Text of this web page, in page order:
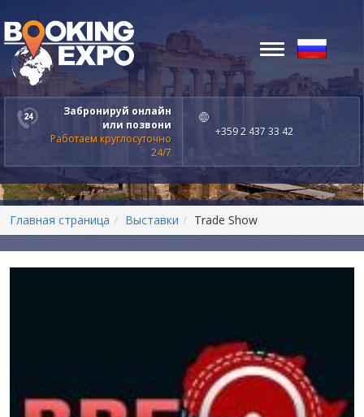
Забронируй онлайн
или позвони
Работаем круглосуточно
24/7
+359 2 437 33 42
Toggle
Главная страница Выставки Trade Show